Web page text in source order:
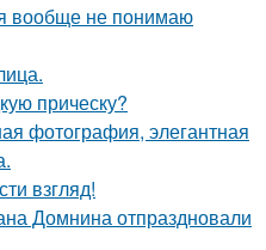
вообще не понимаю
прическу?
фотография, элегантная
взгляд!
Домнина отпраздновали